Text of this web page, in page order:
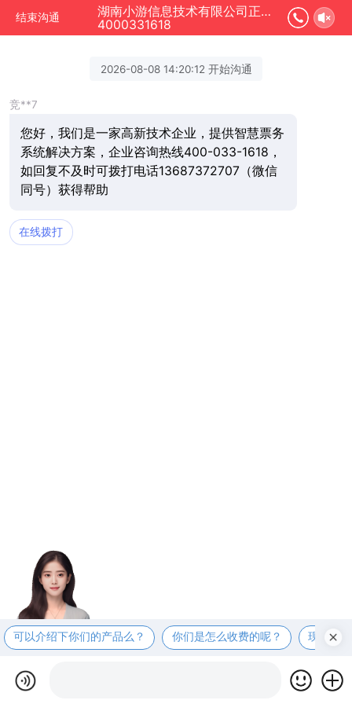
结束沟通
湖南小游信息技术有限公司正在为您服务
4000331618
2026-08-08 14:20:12 开始沟通
竞**7
您好，我们是一家高新技术企业，提供智慧票务
系统解决方案，企业咨询热线400-033-1618，
如回复不及时可拨打电话13687372707（微信
同号）获得帮助
在线拨打
可以介绍下你们的产品么？ 你们是怎么收费的呢？ 现在有